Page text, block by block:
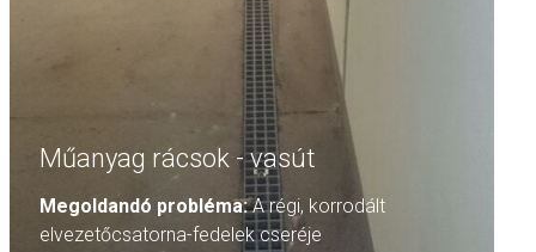
Műanyag rácsok - vasút
Megoldandó probléma:A régi, korrodált
elvezetőcsatorna-fedelek cseréje